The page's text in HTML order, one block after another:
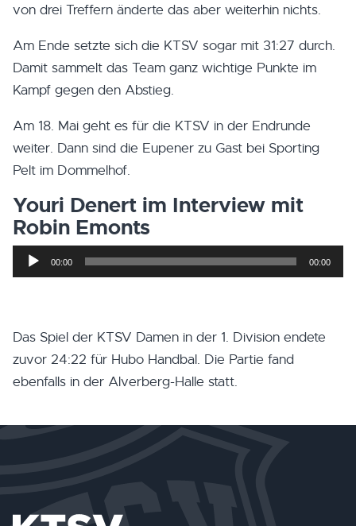
von drei Treffern änderte das aber weiterhin nichts.
Am Ende setzte sich die KTSV sogar mit 31:27 durch.
Damit sammelt das Team ganz wichtige Punkte im
Kampf gegen den Abstieg.
Am 18. Mai geht es für die KTSV in der Endrunde
weiter. Dann sind die Eupener zu Gast bei Sporting
Pelt im Dommelhof.
Youri Denert im Interview mit
Robin Emonts
Audio-
Player
00:00 00:00
Das Spiel der KTSV Damen in der 1. Division endete
zuvor 24:22 für Hubo Handbal. Die Partie fand
ebenfalls in der Alverberg-Halle statt.